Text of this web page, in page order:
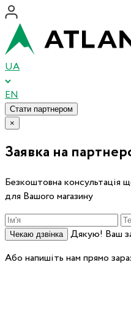
UA
EN
Стати партнером
×
Заявка на
Безкоштовна консультація
для Вашого магазину
Чекаю дзвінка
Дякую! Ваш
Або напишіть нам прямо